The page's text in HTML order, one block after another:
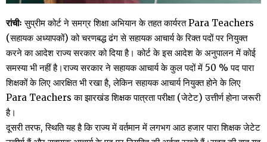
रांचीः सुप्रीम कोर्ट ने समग्र शिक्षा अभियान के तहत कार्यरत Para Teachers
(सहायक अध्यापकों) को चरणबद्ध ढंग से सहायक आचार्य के रिक्त पदों पर नियुक्त
करने का आदेश राज्य सरकार को दिया है। कोर्ट के इस आदेश के अनुपालन में काेई
समस्या भी नहीं है।राज्य सरकार ने सहायक आचार्य के कुल पदों में 50 % पद पारा
शिक्षकों के लिए आरक्षित भी रखा है, लेकिन सहायक आचार्य नियुक्त होने के लिए
Para Teachers का झारखंड शिक्षक पात्रता परीक्षा (जेटेट) उत्तीर्ण होना जरूरी
है।
दूसरी तरफ, स्थिति यह है कि राज्य में वर्तमान में लगभग आठ हजार पारा शिक्षक जेटेट